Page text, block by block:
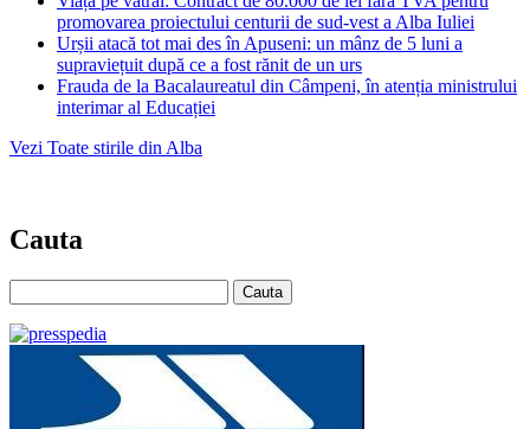
promovarea proiectului centurii de sud-vest a Alba Iuliei
Urșii atacă tot mai des în Apuseni: un mânz de 5 luni a
supraviețuit după ce a fost rănit de un urs
Frauda de la Bacalaureatul din Câmpeni, în atenția ministrului
interimar al Educației
Vezi Toate stirile din Alba
Cauta